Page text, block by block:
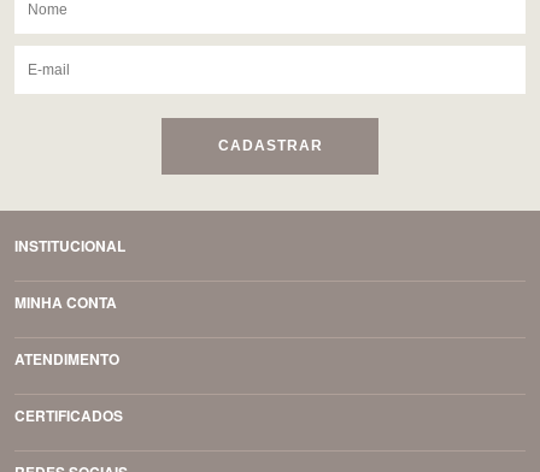
CADASTRAR
INSTITUCIONAL
MINHA CONTA
ATENDIMENTO
CERTIFICADOS